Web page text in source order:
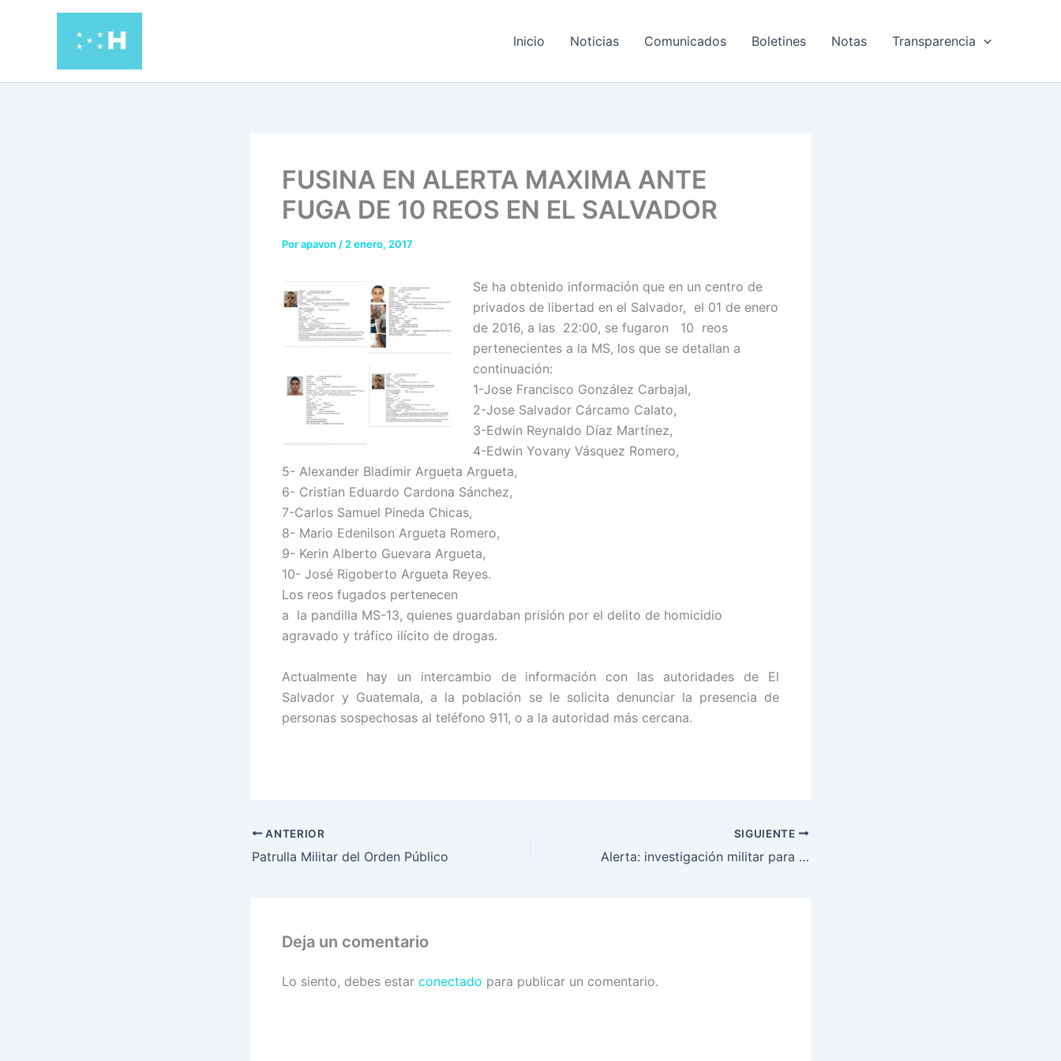
Inicio Noticias Comunicados Boletines Notas Transparencia
FUSINA EN ALERTA MAXIMA ANTE
FUGA DE 10 REOS EN EL SALVADOR
Porapavon / 2 enero, 2017
Se ha obtenido información que en un centro de
privados de libertad en el Salvador, el 01 de enero
de 2016, a las 22:00, se fugaron 10 reos
pertenecientes a la MS, los que se detallan a
continuación:
1-Jose Francisco González Carbajal,
2-Jose Salvador Cárcamo Calato,
3-Edwin Reynaldo Díaz Martínez,
4-Edwin Yovany Vásquez Romero,
5- Alexander Bladimir Argueta Argueta,
6- Cristian Eduardo Cardona Sánchez,
7-Carlos Samuel Pineda Chicas,
8- Mario Edenilson Argueta Romero,
9- Kerin Alberto Guevara Argueta,
10- José Rigoberto Argueta Reyes.
Los reos fugados pertenecen
a la pandilla MS-13, quienes guardaban prisión por el delito de homicidio
agravado y tráfico ilícito de drogas.
Actualmente hay un intercambio de información con las autoridades de El
Salvador y Guatemala, a la población se le solicita denunciar la presencia de
personas sospechosas al teléfono 911, o a la autoridad más cercana.
ANTERIOR
Patrulla Militar del Orden Público
SIGUIENTE
Alerta: investigación militar para la detección de reos salvadoreños fugados y evitar ingreso a territorio
Deja un comentario
Lo siento, debes estar conectado para publicar un comentario.